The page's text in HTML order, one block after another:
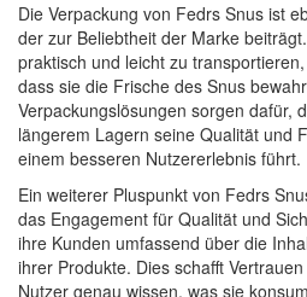
Die Verpackung von Fedrs Snus ist
der zur Beliebtheit der Marke
praktisch und leicht zu
dass sie die Frische des Snus
Verpackungslösungen sorgen dafür,
längerem Lagern seine Qualität und
einem besseren Nutzererlebnis führt.
Ein weiterer Pluspunkt von Fedrs
das Engagement für Qualität und
ihre Kunden umfassend über die
ihrer Produkte. Dies schafft
Nutzer genau wissen, was sie